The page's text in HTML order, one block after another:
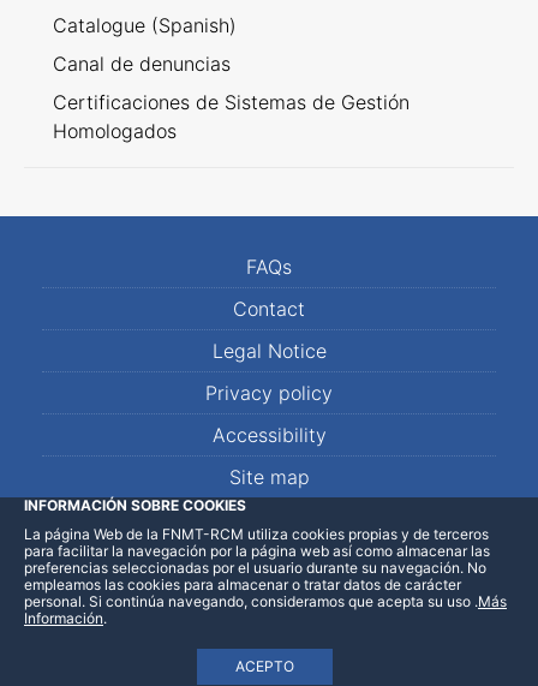
Catalogue (Spanish)
Canal de denuncias
Certificaciones de Sistemas de Gestión
Homologados
FAQs
Contact
Legal Notice
Privacy policy
Accessibility
Site map
LinkedInFacebookWhatsApp
INFORMACIÓN SOBRE COOKIES
La página Web de la FNMT-RCM utiliza cookies propias y de terceros
para facilitar la navegación por la página web así como almacenar las
preferencias seleccionadas por el usuario durante su navegación. No
empleamos las cookies para almacenar o tratar datos de carácter
personal. Si continúa navegando, consideramos que acepta su uso
ACEPTO
.Más
Información.